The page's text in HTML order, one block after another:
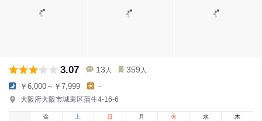
3.07 13 人 359 人
￥6,000～￥7,999 -
大阪府大阪市城東区蒲生4-16-6
金
土 日 月 火 水 木